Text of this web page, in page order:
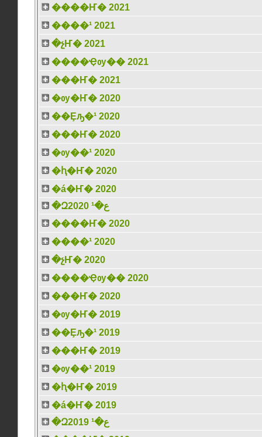
����Ҥ� 2021
����¹ 2021
�չҤ� 2021
����Ҿѹ�� 2021
���Ҥ� 2021
�ѹ�Ҥ� 2020
��Ȩԡ�¹ 2020
���Ҥ� 2020
�ѹ��¹ 2020
�ԧ�Ҥ� 2020
�á�Ҥ� 2020
�Զع�¹ 2020
����Ҥ� 2020
����¹ 2020
�չҤ� 2020
����Ҿѹ�� 2020
���Ҥ� 2020
�ѹ�Ҥ� 2019
��Ȩԡ�¹ 2019
���Ҥ� 2019
�ѹ��¹ 2019
�ԧ�Ҥ� 2019
�á�Ҥ� 2019
�Զع�¹ 2019